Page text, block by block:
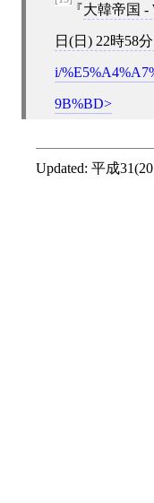
大韓帝国 -
日(日) 22時58
i/
9B%BD
Updated: 平成